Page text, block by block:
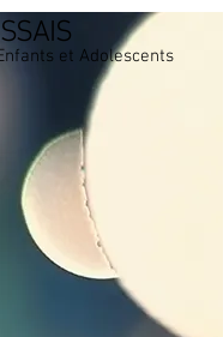
et Adolescents